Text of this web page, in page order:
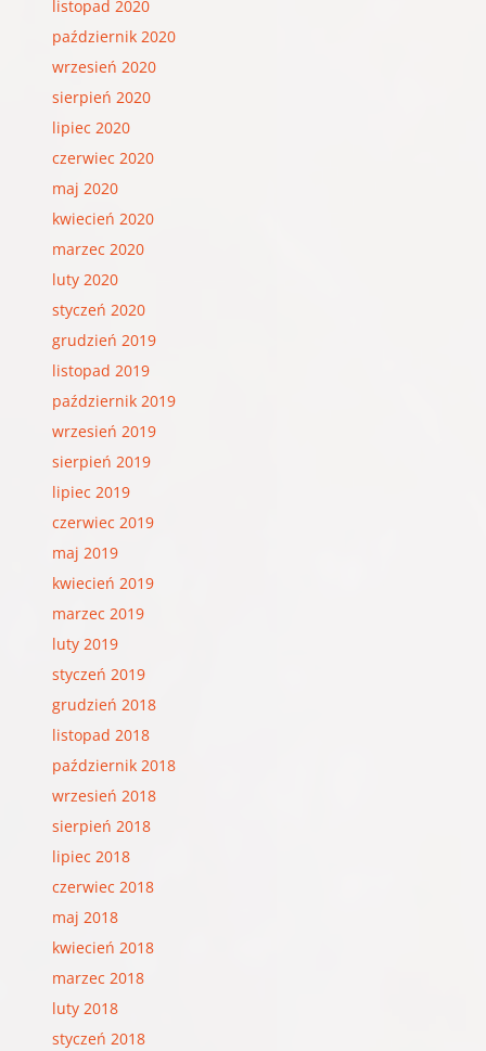
listopad 2020
październik 2020
wrzesień 2020
sierpień 2020
lipiec 2020
czerwiec 2020
maj 2020
kwiecień 2020
marzec 2020
luty 2020
styczeń 2020
grudzień 2019
listopad 2019
październik 2019
wrzesień 2019
sierpień 2019
lipiec 2019
czerwiec 2019
maj 2019
kwiecień 2019
marzec 2019
luty 2019
styczeń 2019
grudzień 2018
listopad 2018
październik 2018
wrzesień 2018
sierpień 2018
lipiec 2018
czerwiec 2018
maj 2018
kwiecień 2018
marzec 2018
luty 2018
styczeń 2018